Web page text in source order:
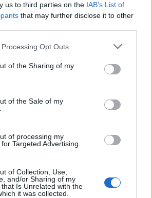
us to third parties on the IAB’s List of
that may further disclose it to other
Opt Outs
of the Sharing of my
of the Sale of my
of processing my
Targeted Advertising.
of Collection, Use,
and/or Sharing of my
Is Unrelated with the
it was collected.
06., csütörtök
az első
urológiai műtétet